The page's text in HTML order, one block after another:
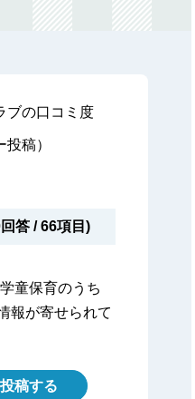
ブの口コミ度
投稿）
答 / 66項目)
童保育のうち
報が寄せられて
稿する